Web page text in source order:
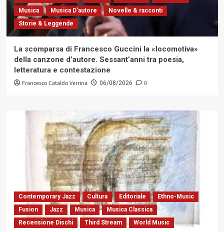
Musica
Musica D'autore
Novelle & racconti
Storie & Leggende
La scomparsa di Francesco Guccini la «locomotiva»
della canzone d’autore. Sessant’anni tra poesia,
letteratura e contestazione
Francesco Cataldo Verrina 06/08/2026 0
Contemporary Jazz Cultura Editoriale
Ethno-Music
Fusion
Jazz Musica
Musica Classica
Recensione Dischi
Third Stream World Music